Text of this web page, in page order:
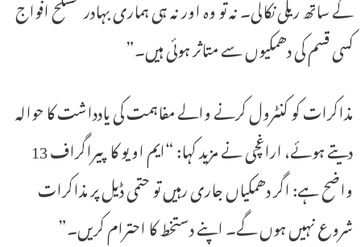
کے ساتھ ریلی نکالی۔ نہ تو وہ اور نہ ہی ہماری بہادر مسلح افواج
کسی قسم کی دھمکیوں سے متاثر ہوئی ہیں۔”
مذاکرات کو کنٹرول کرنے والے مفاہمت کی یادداشت کا حوالہ
دیتے ہوئے، اراغچی نے مزید کہا: “ایم او یو کا پیراگراف 13
واضح ہے: اگر دھمکیاں جاری رہیں تو حتمی ڈیل پر مذاکرات
شروع نہیں ہوں گے۔ اپنے دستخط کا احترام کریں۔”